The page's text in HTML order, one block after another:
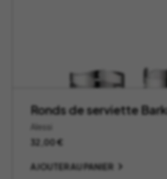
Ronds de serviette
Alessi
32,00€
AJOUTER AU PANIER